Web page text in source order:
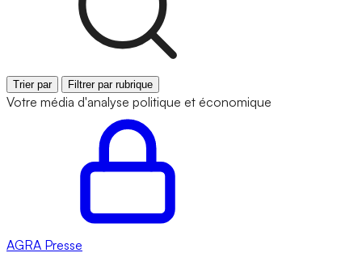
Trier par Filtrer par rubrique
Votre média d'analyse politique et économique
AGRA Presse